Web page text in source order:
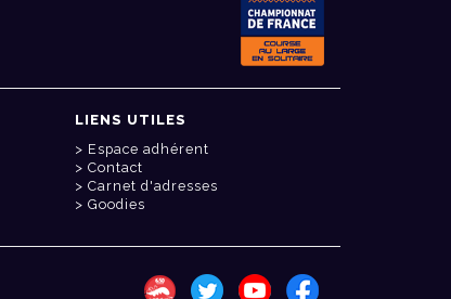
LIENS UTILES
Espace adhérent
Contact
Carnet d'adresses
Goodies